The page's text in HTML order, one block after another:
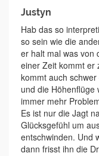
Justyn
Hab das so
so sein wie die
er halt mal was von
einer Zeit kommt er
kommt auch
und die
immer mehr
Es ist nur die Jagt
Glücksgefühl um
entschwinden. Und
dann frisst ihn die